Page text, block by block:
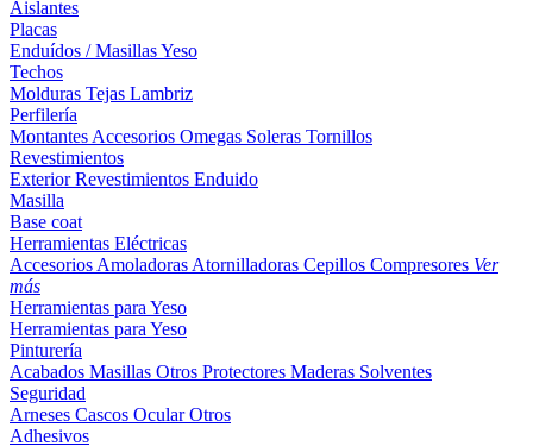
Aislantes
Placas
Enduídos / MasillasYeso
Techos
Molduras Tejas Lambriz
Perfilería
Montantes Accesorios Omegas Soleras Tornillos
Revestimientos
ExteriorRevestimientos Enduido
Masilla
Base coat
Herramientas Eléctricas
Accesorios Amoladoras Atornilladoras Cepillos Compresores Ver
más
Herramientas para Yeso
Herramientas para Yeso
Pinturería
Acabados Masillas Otros Protectores Maderas Solventes
Seguridad
Arneses Cascos OcularOtros
Adhesivos